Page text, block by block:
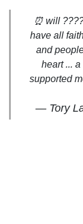
⏰ will
have all
and
heart ...
supported
— Tory